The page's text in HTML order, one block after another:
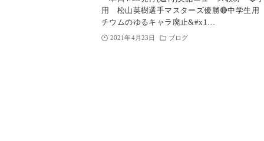
用 松山英樹選手マスターズ優勝🔴中学生
チウムのゆるキャラ廃止&#x1…
2021年4月23日 ブログ